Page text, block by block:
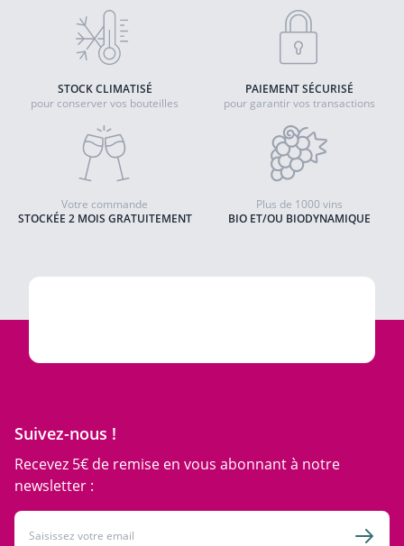
STOCK CLIMATISÉ
pour conserver vos bouteilles
PAIEMENT SÉCURISÉ
pour garantir vos transactions
STOCKÉE 2 MOIS GRATUITEMENT
Votre commande
BIO ET/OU BIODYNAMIQUE
Plus de 1000 vins
Suivez-nous !
Recevez 5€ de remise en vous abonnant à notre
newsletter :
Adresse email